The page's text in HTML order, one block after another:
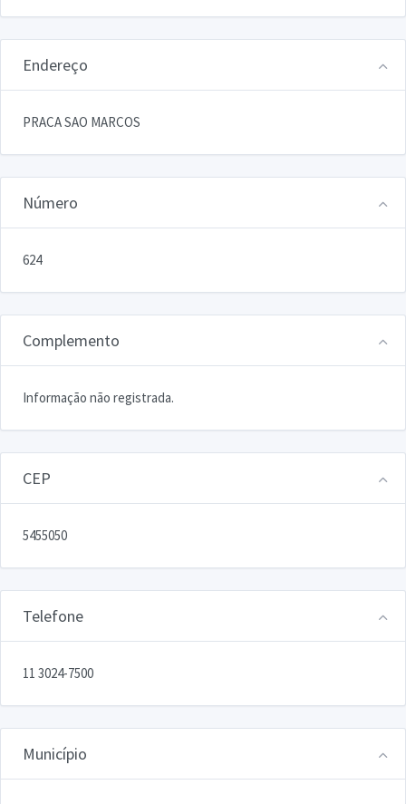
Endereço
PRACA SAO MARCOS
Número
624
Complemento
Informação não registrada.
CEP
5455050
Telefone
11 3024-7500
Município